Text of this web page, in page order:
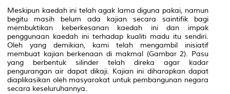
Meskipun kaedah ini telah agak lama diguna pakai, namun
begitu masih belum ada kajian secara saintifik bagi
membuktikan keberkesanan kaedah ini dan impak
penggunaan kaedah ini terhadap kualiti madu itu sendiri.
Oleh yang demikian, kami telah mengambil inisiatif
membuat kajian berkenaan di makmal (Gambar 2). Pasu
yang berbentuk silinder telah direka agar kadar
pengurangan air dapat dikaji. Kajian ini diharapkan dapat
diaplikasikan oleh masyarakat untuk pembangunan negara
secara keseluruhannya.